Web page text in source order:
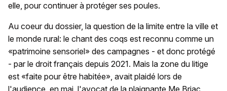
elle, pour continuer à protéger ses poules.
Au coeur du dossier, la question de la limite entre la ville et
le monde rural: le chant des coqs est reconnu comme un
«patrimoine sensoriel» des campagnes - et donc protégé
- par le droit français depuis 2021. Mais la zone du litige
est «faite pour être habitée», avait plaidé lors de